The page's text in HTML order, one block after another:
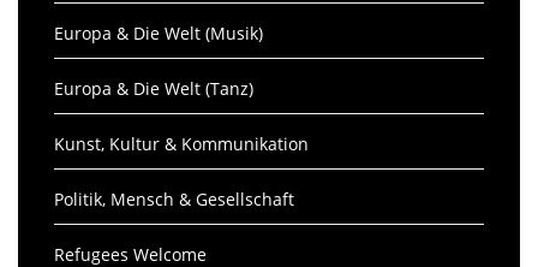
Europa & Die Welt (Musik)
Europa & Die Welt (Tanz)
Kunst, Kultur & Kommunikation
Politik, Mensch & Gesellschaft
Refugees Welcome